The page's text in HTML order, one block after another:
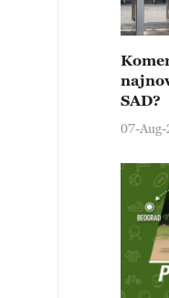
SAD?
07-